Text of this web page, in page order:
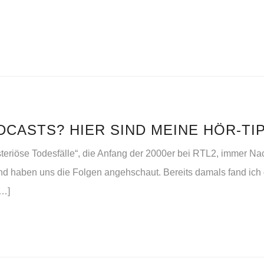
HIER SIND MEINE HÖR-
Todesfälle“, die Anfang der 2000er bei RTL2, immer
haben uns die Folgen angehschaut. Bereits damals fand